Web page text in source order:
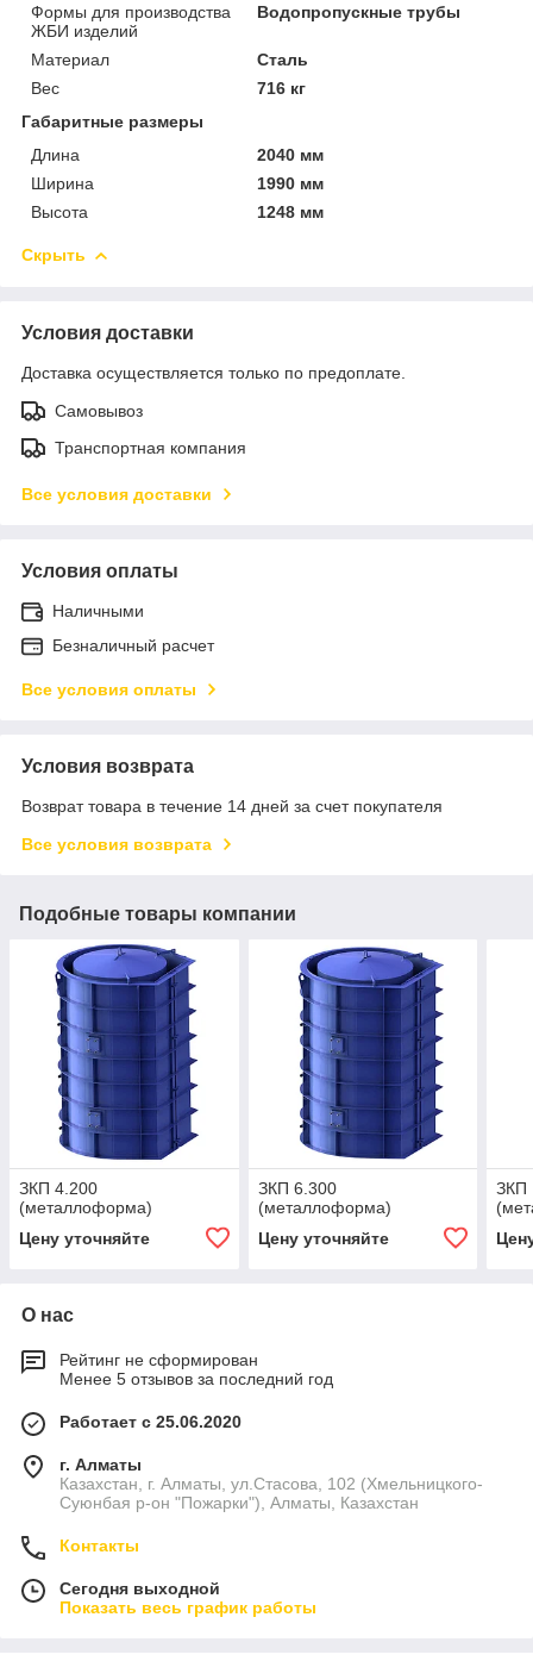
Формы для производства
ЖБИ изделий
Водопропускные трубы
Материал
Сталь
Вес
716 кг
Габаритные размеры
Длина
2040 мм
Ширина
1990 мм
Высота
1248 мм
Скрыть
Условия доставки
Доставка осуществляется только по предоплате.
Самовывоз
Транспортная компания
Все условия доставки
Условия оплаты
Наличными
Безналичный расчет
Все условия оплаты
Условия возврата
Возврат товара в течение 14 дней за счет покупателя
Все условия возврата
Подобные товары компании
ЗКП 4.200
(металлоформа)
Цену уточняйте
ЗКП 6.300
(металлоформа)
Цену уточняйте
ЗКП
О нас
Рейтинг не сформирован
Менее 5 отзывов за последний год
Работает с 25.06.2020
г. Алматы
Казахстан, г. Алматы, ул.Стасова, 102 (Хмельницкого-
Суюнбая р-он "Пожарки"), Алматы, Казахстан
Контакты
Сегодня выходной
Показать весь график работы